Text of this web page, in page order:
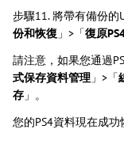
步驟11. 將帶有備份的
份和恢復 」>「復原
請注意，如果您通過
式保存資料管理 」>「
存 」。
您的PS4資料現在成功